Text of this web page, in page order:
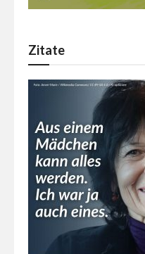
Zitate